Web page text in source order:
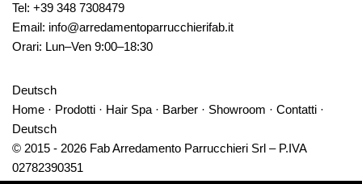
Tel: +39 348 7308479
Email: info@arredamentoparrucchierifab.it
Orari: Lun–Ven 9:00–18:30
Deutsch
Home · Prodotti · Hair Spa · Barber · Showroom · Contatti ·
Deutsch
© 2015 - 2026 Fab Arredamento Parrucchieri Srl – P.IVA
02782390351